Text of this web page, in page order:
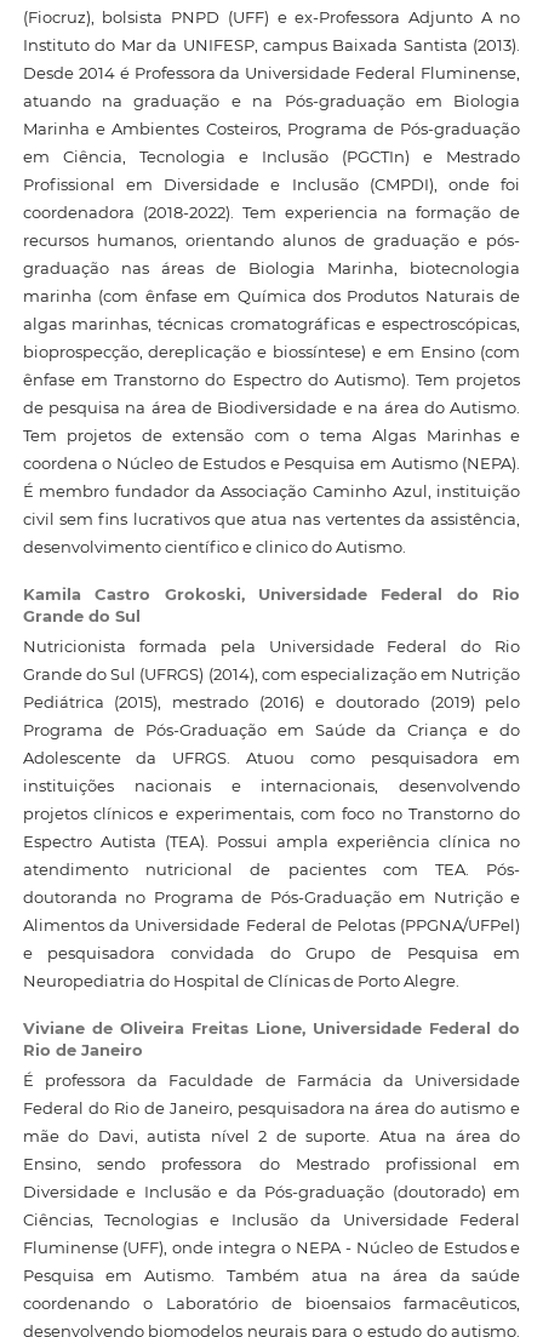
(Fiocruz), bolsista PNPD (UFF) e ex-Professora Adjunto A no
Instituto do Mar da UNIFESP, campus Baixada Santista (2013).
Desde 2014 é Professora da Universidade Federal Fluminense,
atuando na graduação e na Pós-graduação em Biologia
Marinha e Ambientes Costeiros, Programa de Pós-graduação
em Ciência, Tecnologia e Inclusão (PGCTIn) e Mestrado
Profissional em Diversidade e Inclusão (CMPDI), onde foi
coordenadora (2018-2022). Tem experiencia na formação de
recursos humanos, orientando alunos de graduação e pós-
graduação nas áreas de Biologia Marinha, biotecnologia
marinha (com ênfase em Química dos Produtos Naturais de
algas marinhas, técnicas cromatográficas e espectroscópicas,
bioprospecção, dereplicação e biossíntese) e em Ensino (com
ênfase em Transtorno do Espectro do Autismo). Tem projetos
de pesquisa na área de Biodiversidade e na área do Autismo.
Tem projetos de extensão com o tema Algas Marinhas e
coordena o Núcleo de Estudos e Pesquisa em Autismo (NEPA).
É membro fundador da Associação Caminho Azul, instituição
civil sem fins lucrativos que atua nas vertentes da assistência,
desenvolvimento científico e clinico do Autismo.
Kamila Castro Grokoski, Universidade Federal do Rio
Grande do Sul
Nutricionista formada pela Universidade Federal do Rio
Grande do Sul (UFRGS) (2014), com especialização em Nutrição
Pediátrica (2015), mestrado (2016) e doutorado (2019) pelo
Programa de Pós-Graduação em Saúde da Criança e do
Adolescente da UFRGS. Atuou como pesquisadora em
instituições nacionais e internacionais, desenvolvendo
projetos clínicos e experimentais, com foco no Transtorno do
Espectro Autista (TEA). Possui ampla experiência clínica no
atendimento nutricional de pacientes com TEA. Pós-
doutoranda no Programa de Pós-Graduação em Nutrição e
Alimentos da Universidade Federal de Pelotas (PPGNA/UFPel)
e pesquisadora convidada do Grupo de Pesquisa em
Neuropediatria do Hospital de Clínicas de Porto Alegre.
Viviane de Oliveira Freitas Lione, Universidade Federal do
Rio de Janeiro
É professora da Faculdade de Farmácia da Universidade
Federal do Rio de Janeiro, pesquisadora na área do autismo e
mãe do Davi, autista nível 2 de suporte. Atua na área do
Ensino, sendo professora do Mestrado profissional em
Diversidade e Inclusão e da Pós-graduação (doutorado) em
Ciências, Tecnologias e Inclusão da Universidade Federal
Fluminense (UFF), onde integra o NEPA - Núcleo de Estudos e
Pesquisa em Autismo. Também atua na área da saúde
coordenando o Laboratório de bioensaios farmacêuticos,
desenvolvendo biomodelos neurais para o estudo do autismo.